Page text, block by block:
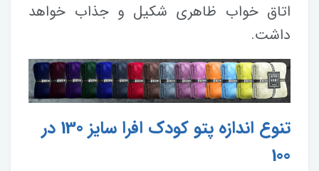
اتاق خواب ظاهری شکیل و جذاب خواهد
داشت.
تنوع اندازه پتو کودک افرا سایز 130 در
100